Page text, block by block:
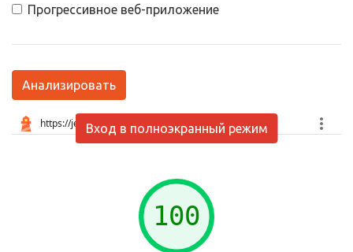
Прогрессивное веб-приложение
Анализировать
Вход в полноэкранный режим